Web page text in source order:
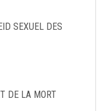
SEXUEL DES
DE LA MORT